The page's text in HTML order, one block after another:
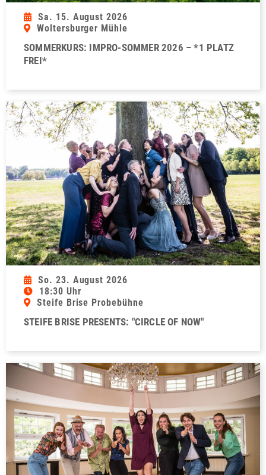
Sa. 15. August 2026
Woltersburger Mühle
SOMMERKURS: IMPRO-SOMMER 2026 – *1 PLATZ
FREI*
So. 23. August 2026
18:30 Uhr
Steife Brise Probebühne
STEIFE BRISE PRESENTS: "CIRCLE OF NOW"